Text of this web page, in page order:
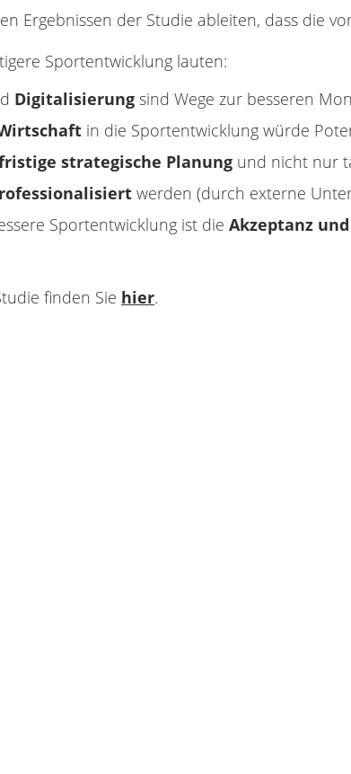
Ergebnissen der Studie ableiten, dass die
Sportentwicklung lauten:
Digitalisierung sind Wege zur besseren
in die Sportentwicklung würde
strategische Planung und nicht nur
werden (durch externe
Sportentwicklung ist die Akzeptanz
finden Sie hier.